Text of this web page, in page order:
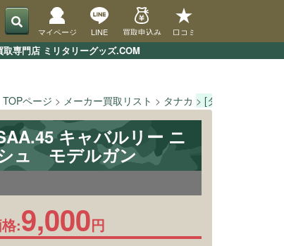
専門店 ミリタリーグッズ.COM
マイページ LINE 買取申込み 口コミ
TOPページ メーカー買取リスト タナカ [タナカ] コルト
キャバルリー ニ
ュ モデルガン
:9,000円